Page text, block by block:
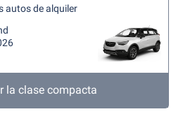
autos de alquiler
la clase compacta